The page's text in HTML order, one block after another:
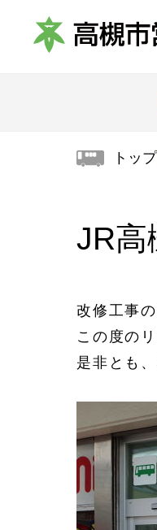
トップ
JR高
改修工事
この度の
是非とも